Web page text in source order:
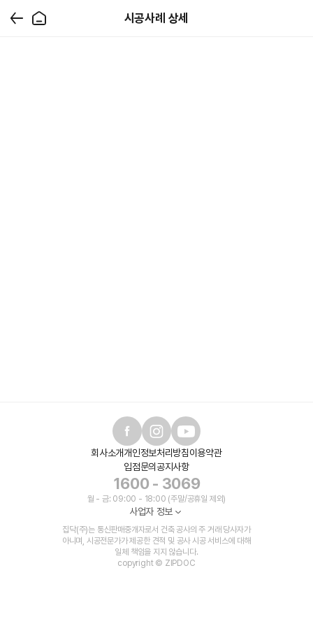
시공사례 상세
회사소개개인정보처리방침이용약관
입점문의 공지사항
1600 - 3069
월 - 금: 09:00 - 18:00 (주말/공휴일 제외)
사업자 정보
집닥(주)는 통신판매중개자로서 건축 공사의 주 거래 당사자가
아니며, 시공전문가가 제공한 견적 및 공사 시공 서비스에 대해
일체 책임을 지지 않습니다.
copyright © ZIPDOC